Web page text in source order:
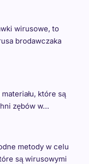
wirusowe, to
brodawczaka
które są
zębów w…
metody w celu
są wirusowymi